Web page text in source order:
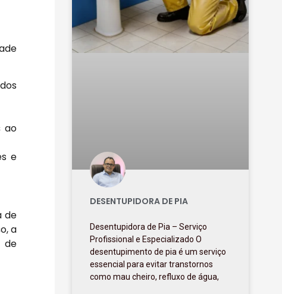
ao
e
de
a
de
DESENTUPIDORA DE PIA
Desentupidora de Pia – Serviço
Profissional e Especializado O
desentupimento de pia é um serviço
essencial para evitar transtornos
como mau cheiro, refluxo de água,